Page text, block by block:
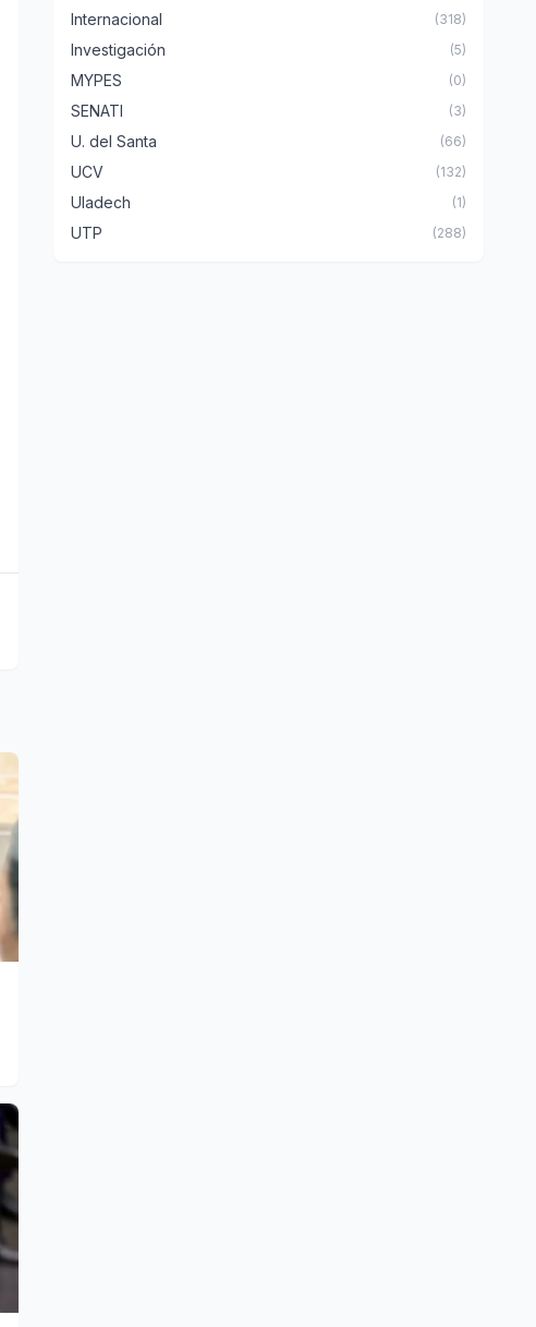
Internacional (318)
Investigación (5)
MYPES (0)
SENATI (3)
U. del Santa (66)
UCV (132)
Uladech (1)
UTP (288)